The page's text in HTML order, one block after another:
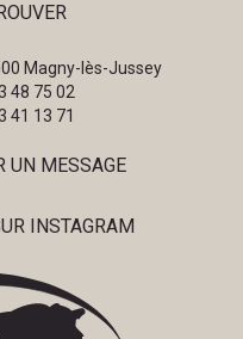
Magny-lès-Jussey
48 75 02
41 13 71
UN MESSAGE
INSTAGRAM